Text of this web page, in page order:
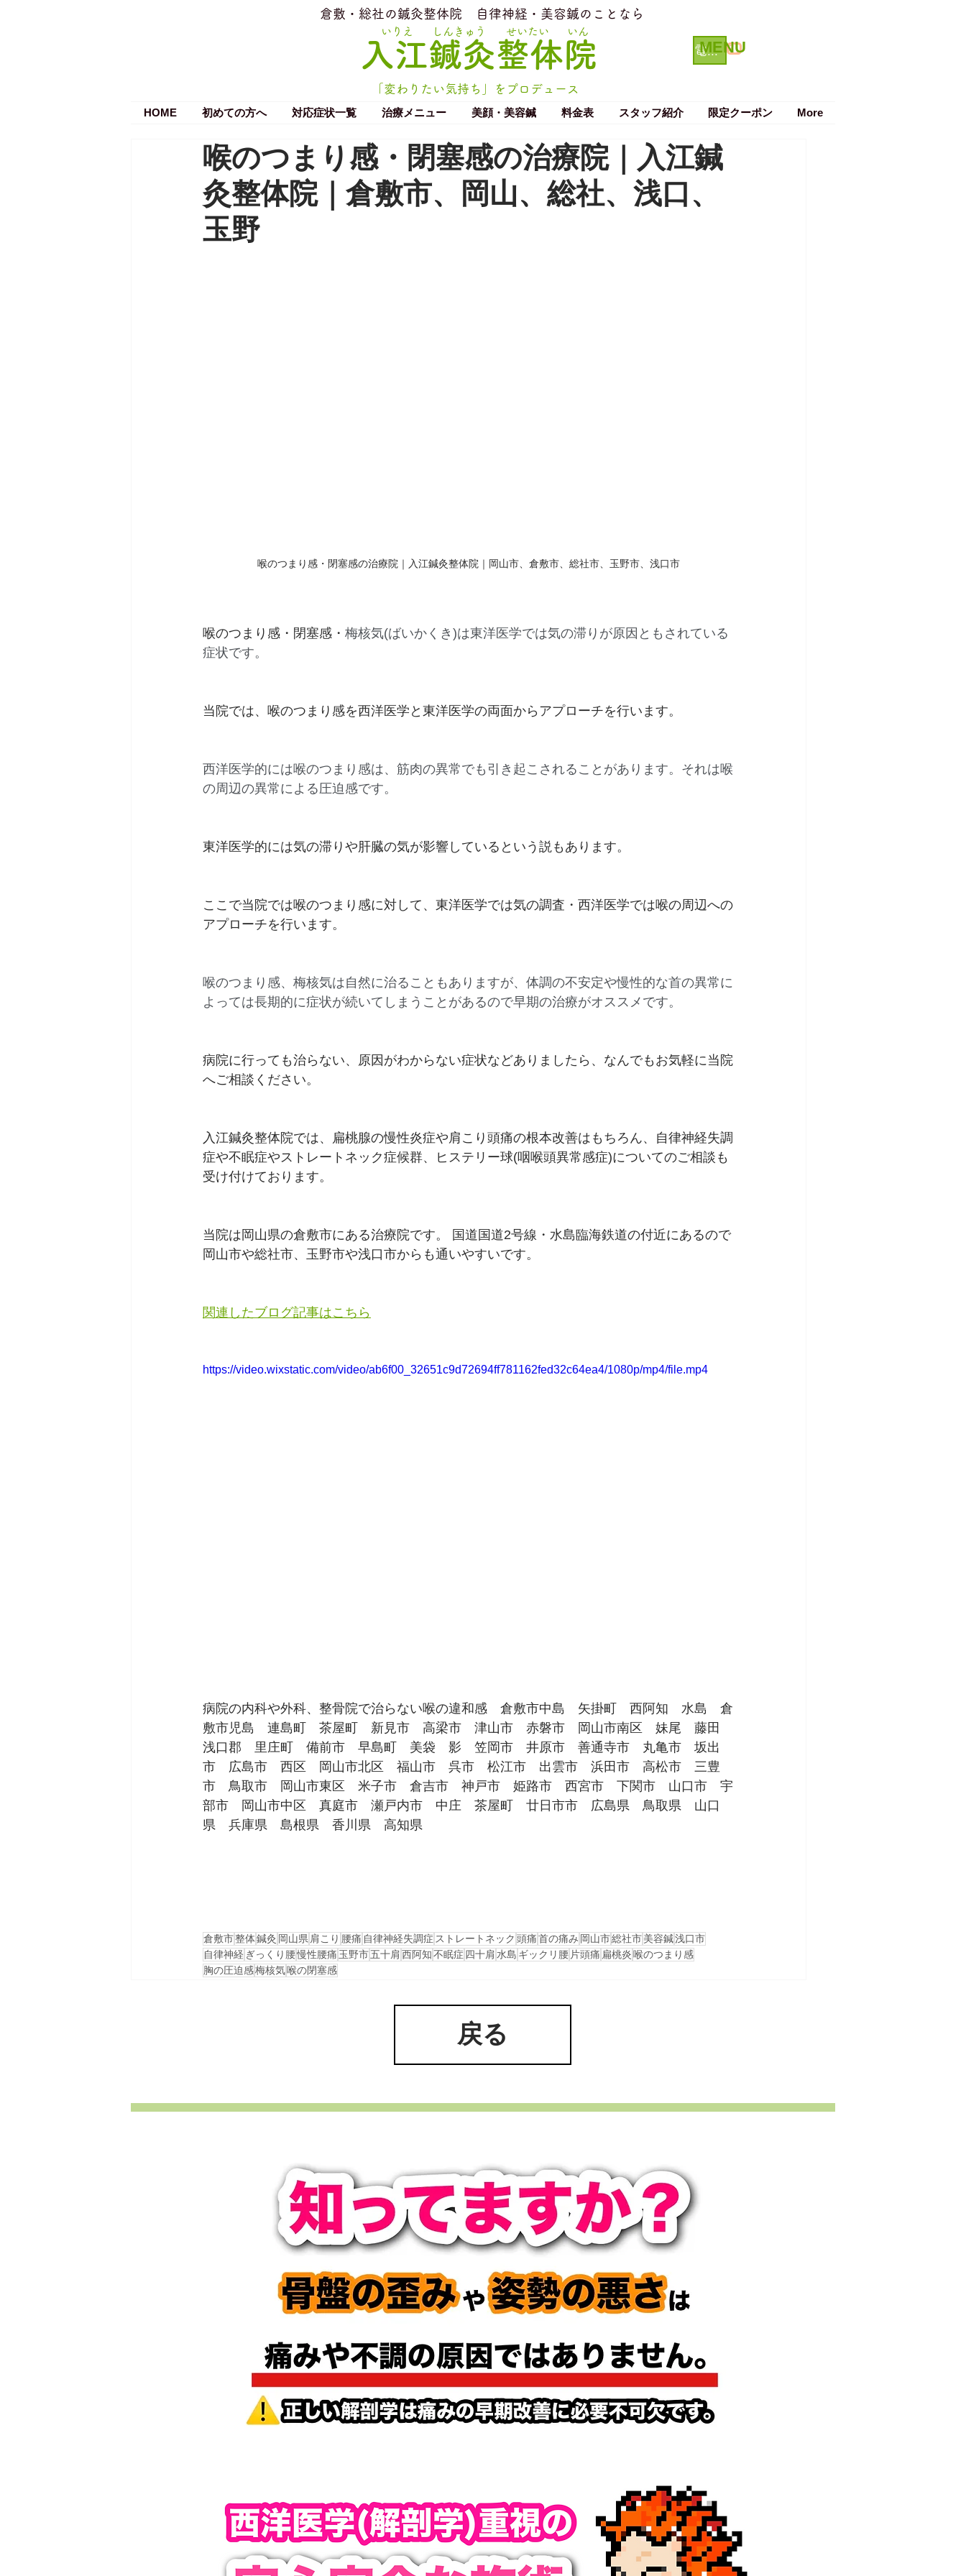
いりえ
​倉敷・総社の鍼灸整体院 ​自律神経・美容鍼のことなら
​入江鍼灸整体院
せいたい
しんきゅう いん
電話で予約する クーポン
MENU
「変わりたい気持ち」をプロデュース
HOME
初めての方へ 対応症状一覧 治療メニュー 美顔・美容鍼 料金表 スタッフ紹介 限定クーポン More
喉のつまり感・閉塞感の治療院｜入江鍼
灸整体院｜倉敷市、岡山、総社、浅口、
玉野
喉のつまり感・閉塞感の治療院｜入江鍼灸整体院｜岡山市、倉敷市、総社市、玉野市、浅口市
喉のつまり感・閉塞感・ 梅核気(ばいかくき)は東洋医学では気の滞りが原因ともされている
症状です。
当院では、喉のつまり感を西洋医学と東洋医学の両面からアプローチを行います。
西洋医学的には喉のつまり感は、筋肉の異常でも引き起こされることがあります。それは喉
の周辺の異常による圧迫感です。
東洋医学的には気の滞りや肝臓の気が影響しているという説もあります。
ここで当院では喉のつまり感に対して、東洋医学では気の調査・西洋医学では喉の周辺への
アプローチを行います。
喉のつまり感、梅核気は自然に治ることもありますが、体調の不安定や慢性的な首の異常に
よっては長期的に症状が続いてしまうことがあるので早期の治療がオススメです。
病院に行っても治らない、原因がわからない症状などありましたら、なんでもお気軽に当院
へご相談ください。
入江鍼灸整体院では、扁桃腺の慢性炎症や肩こり頭痛の根本改善はもちろん、自律神経失調
症や不眠症やストレートネック症候群、ヒステリー球(咽喉頭異常感症)についてのご相談も
受け付けております。
当院は岡山県の倉敷市にある治療院です。 国道国道2号線・水島臨海鉄道の付近にあるので
岡山市や総社市、玉野市や浅口市からも通いやすいです。
関連したブログ記事はこちら
https://video.wixstatic.com/video/ab6f00_32651c9d72694ff781162fed32c64ea4/1080p/mp4/file.mp4
病院の内科や外科、整骨院で治らない喉の違和感　倉敷市中島　矢掛町　西阿知　水島　倉
敷市児島　連島町　茶屋町　新見市　高梁市　津山市　赤磐市　岡山市南区　妹尾　藤田
浅口郡　里庄町　備前市　早島町　美袋　影　笠岡市　井原市　善通寺市　丸亀市　坂出
市　広島市　西区　岡山市北区　福山市　呉市　松江市　出雲市　浜田市　高松市　三豊
市　鳥取市　岡山市東区　米子市　倉吉市　神戸市　姫路市　西宮市　下関市　山口市　宇
部市　岡山市中区　真庭市　瀬戸内市　中庄　茶屋町　廿日市市　広島県　鳥取県　山口
県　兵庫県　島根県　香川県　高知県
倉敷市整体鍼灸 岡山県 肩こり 腰痛 自律神経失調症 ストレートネック 頭痛首の痛み 岡山市総社市美容鍼浅口市
自律神経 ぎっくり腰慢性腰痛 玉野市五十肩西阿知不眠症 四十肩 水島 ギックリ腰 片頭痛 扁桃炎喉のつまり感
胸の圧迫感梅核気喉の閉塞感
戻る